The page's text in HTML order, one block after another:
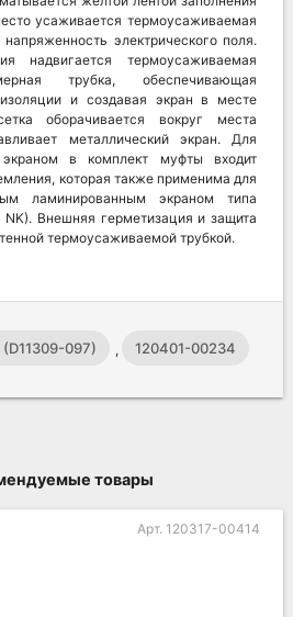
усаживается термоусаживаемая
электрического поля.
надвигается термоусаживаемая
трубка, обеспечивающая
и создавая экран в месте
оборачивается вокруг места
металлический экран. Для
в комплект муфты входит
которая также применима для
ламинированным экраном типа
NK). Внешняя герметизация и защита
термоусаживаемой трубкой.
097) , 120401-00234
товары
Арт. 120317-00414